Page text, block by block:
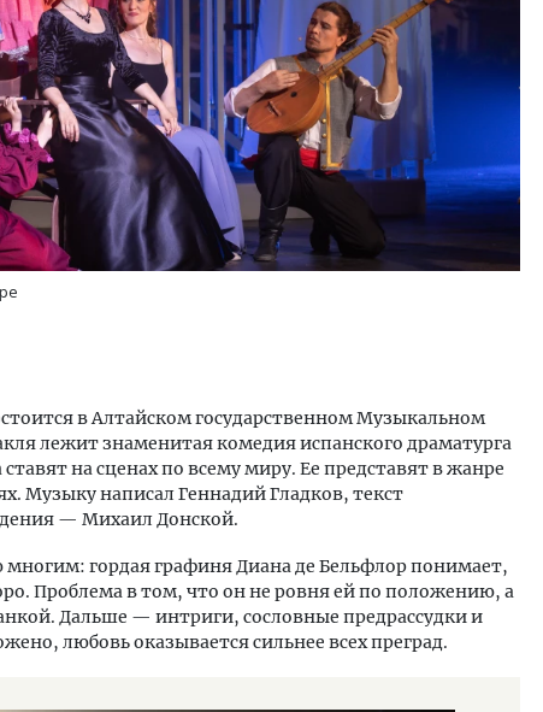
в Алтайском государственном Музыкальном
лежит знаменитая комедия испанского драматурга
на сценах по всему миру. Ее представят в жанре
Музыку написал Геннадий Гладков, текст
— Михаил Донской.
гордая графиня Диана де Бельфлор понимает,
Проблема в том, что он не ровня ей по положению, а
Дальше — интриги, сословные предрассудки и
любовь оказывается сильнее всех преград.